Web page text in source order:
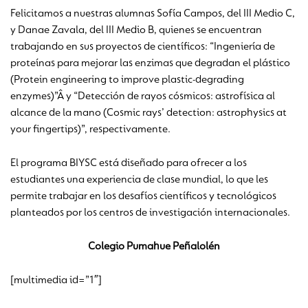
Felicitamos a nuestras alumnas Sofía Campos, del III Medio C,
y Danae Zavala, del III Medio B, quienes se encuentran
trabajando en sus proyectos de científicos: “Ingeniería de
proteínas para mejorar las enzimas que degradan el plástico
(Protein engineering to improve plastic-degrading
enzymes)”Â y “Detección de rayos cósmicos: astrofísica al
alcance de la mano (Cosmic rays’ detection: astrophysics at
your fingertips)”, respectivamente.
El programa BIYSC está diseñado para ofrecer a los
estudiantes una experiencia de clase mundial, lo que les
permite trabajar en los desafíos científicos y tecnológicos
planteados por los centros de investigación internacionales.
Colegio Pumahue Peñalolén
[multimedia id=”1″]